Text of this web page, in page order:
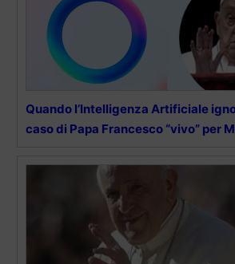
Quando l’Intelligenza Artificiale
caso di Papa Francesco “vivo” per